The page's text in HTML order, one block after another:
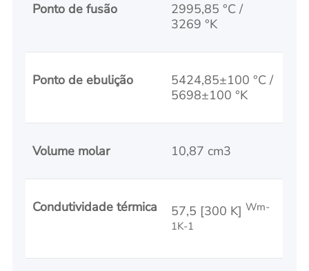
Ponto de fusão
2995,85 °C /
3269 °K
Ponto de ebulição
5424,85±100 °C /
5698±100 °K
Volume molar 10,87 cm3
Condutividade térmica 57,5 [300 K] Wm-
1K-1